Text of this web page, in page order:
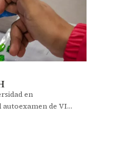
en
de VIH